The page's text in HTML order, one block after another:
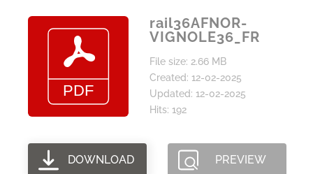
rail36AFNOR-
VIGNOLE36_FR
File size: 2.66 MB
Created: 12-02-2025
Updated: 12-02-2025
Hits: 192
DOWNLOAD PREVIEW